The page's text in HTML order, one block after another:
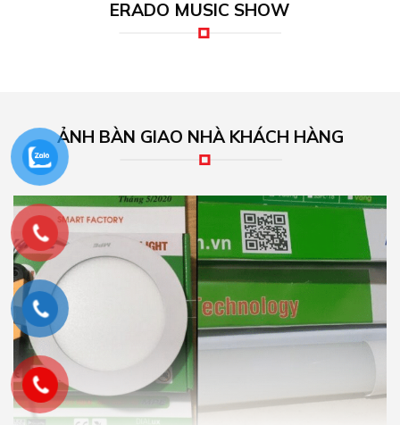
Đại lý phân phối đèn led MPE, thiết bị điện
Phân phối MPE – Đại lý phân phối đèn led MPE – Thiết bị điện
MPE chính hãng tại TPHCM Các thiết bị điện và đèn Led của
thương hiệu MPE hiện nay là những sản phẩm đang được rất
nhiều khách hàng lựa chọn...